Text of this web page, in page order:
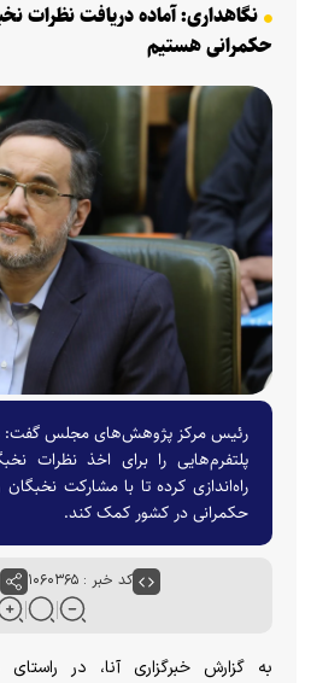
نگاهداری: آماده دریافت نظرات
حکمرانی هستیم
رئیس مرکز پژوهش‌های مجلس گفت:
پلتفرم‌هایی را برای اخذ نظرات
راه‌اندازی کرده تا با مشارکت
حکمرانی در کشور کمک کند.
کد خبر : ۱۰۶۰۳۶۵
به گزارش خبرگزاری آنا، در